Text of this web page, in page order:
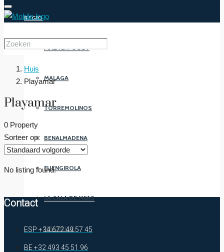
REGIO
MALAGA-OOST
MALAGA
TORREMOLINOS
BENALMADENA
FUENGIROLA
LA CALA DE MIJAS
MARBELLA
Huis
Playamar
Playamar
0 Property
Sorteer op:
No listing found.
Contact
ESP +34 672 49 57 45
BE +32 493 45 51 96